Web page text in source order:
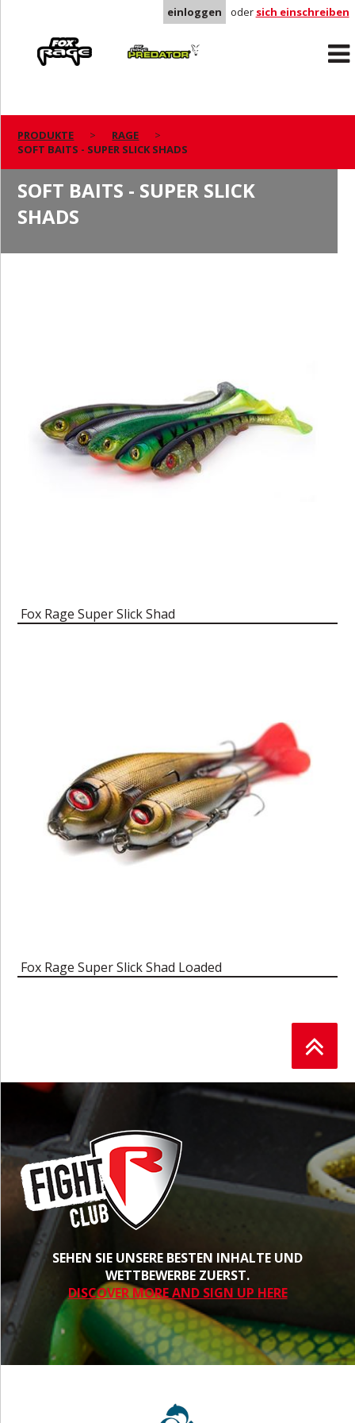
einloggen oder sich einschreiben
Predator
PRODUKTE
RAGE
SOFT BAITS - SUPER SLICK SHADS
SOFT BAITS - SUPER SLICK
SHADS
Fox Rage Super Slick Shad
Fox Rage Super Slick Shad Loaded
SEHEN SIE UNSERE BESTEN INHALTE UND
WETTBEWERBE ZUERST.
DISCOVER MORE AND SIGN UP HERE